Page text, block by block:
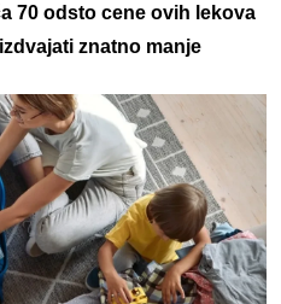
70 odsto cene ovih lekova
znatno manje